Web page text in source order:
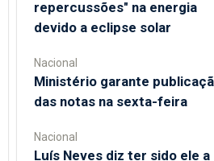
repercussões" na energia
devido a eclipse solar
Nacional
Ministério garante
das notas na sexta-feira
Nacional
Luís Neves diz ter sido ele a